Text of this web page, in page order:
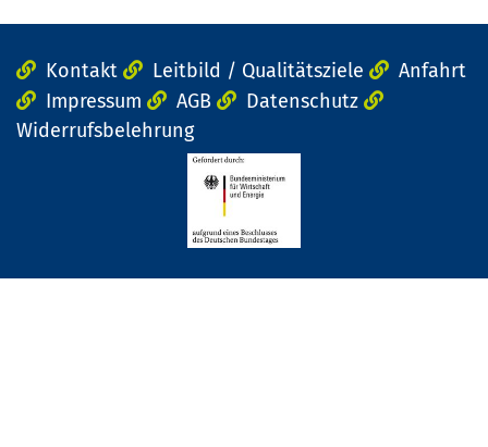
Kontakt Leitbild / Qualitätsziele
Anfahrt
Impressum
AGB
Datenschutz
Widerrufsbelehrung